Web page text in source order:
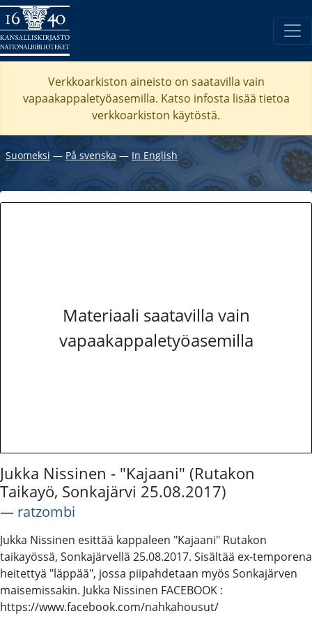
Verkkoarkiston aineisto on saatavilla vain
vapaakappaletyöasemilla. Katso infosta lisää tietoa
verkkoarkiston käytöstä.
Suomeksi ― På svenska ― In English
Materiaali saatavilla vain
vapaakappaletyöasemilla
Jukka Nissinen - "Kajaani" (Rutakon
Taikayö, Sonkajärvi 25.08.2017)
― ratzombi
Jukka Nissinen esittää kappaleen "Kajaani" Rutakon
taikayössä, Sonkajärvellä 25.08.2017. Sisältää ex-temporena
heitettyä "läppää", jossa piipahdetaan myös Sonkajärven
maisemissakin. Jukka Nissinen FACEBOOK :
https://www.facebook.com/nahkahousut/